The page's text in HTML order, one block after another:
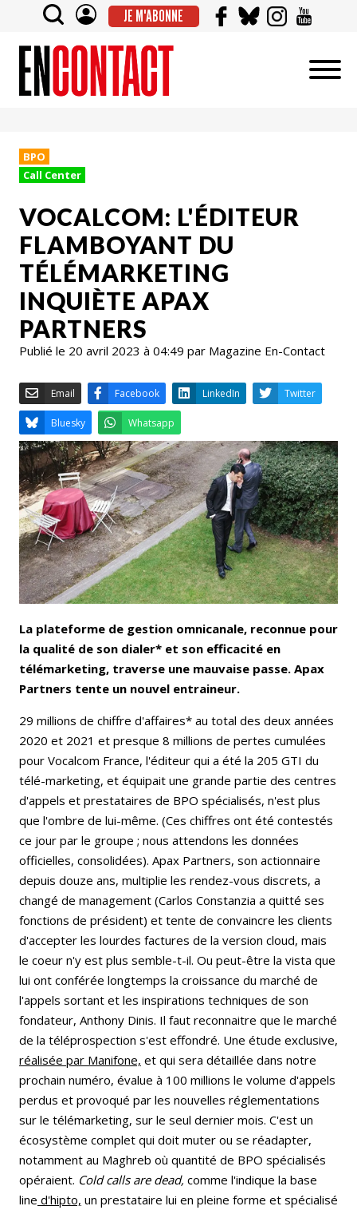
JE M'ABONNE
BPO
Call Center
VOCALCOM: L'ÉDITEUR
FLAMBOYANT DU
TÉLÉMARKETING
INQUIÈTE APAX
PARTNERS
Publié le 20 avril 2023 à 04:49 par Magazine En-Contact
Email Facebook LinkedIn
Bluesky Whatsapp
La plateforme de gestion omnicanale, reconnue pour
la qualité de son dialer* et son efficacité en
télémarketing, traverse une mauvaise passe. Apax
Partners tente un nouvel entraineur.
29 millions de chiffre d'affaires* au total des deux années
2020 et 2021 et presque 8 millions de pertes cumulées
pour Vocalcom France, l'éditeur qui a été la 205 GTI du
télé-marketing, et équipait une grande partie des centres
d'appels et prestataires de BPO spécialisés, n'est plus
que l'ombre de lui-même. (Ces chiffres ont été contestés
ce jour par le groupe ; nous attendons les données
officielles, consolidées). Apax Partners, son actionnaire
depuis douze ans, multiplie les rendez-vous discrets, a
changé de management (Carlos Constanzia a quitté ses
fonctions de président) et tente de convaincre les clients
d'accepter les lourdes factures de la version cloud, mais
le coeur n'y est plus semble-t-il. Ou peut-être la vista que
lui ont conférée longtemps la croissance du marché de
l'appels sortant et les inspirations techniques de son
fondateur, Anthony Dinis. Il faut reconnaitre que le marché
de la téléprospection s'est effondré. Une étude exclusive,
réalisée par Manifone, et qui sera détaillée dans notre
prochain numéro, évalue à 100 millions le volume d'appels
perdus et provoqué par les nouvelles réglementations
sur le télémarketing, sur le seul dernier mois. C'est un
écosystème complet qui doit muter ou se réadapter,
notamment au Maghreb où quantité de BPO spécialisés
opéraient. Cold calls are dead, comme l'indique la base
line d'hipto, un prestataire lui en pleine forme et spécialisé